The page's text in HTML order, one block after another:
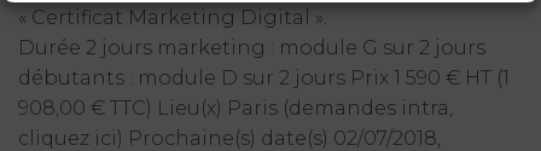
« Certificat Marketing Digital ».
Durée 2 jours marketing : module G sur 2 jours
débutants : module D sur 2 jours Prix 1 590 € HT (1
908,00 € TTC) Lieu(x) Paris (demandes intra,
cliquez ici) Prochaine(s) date(s) 02/07/2018,